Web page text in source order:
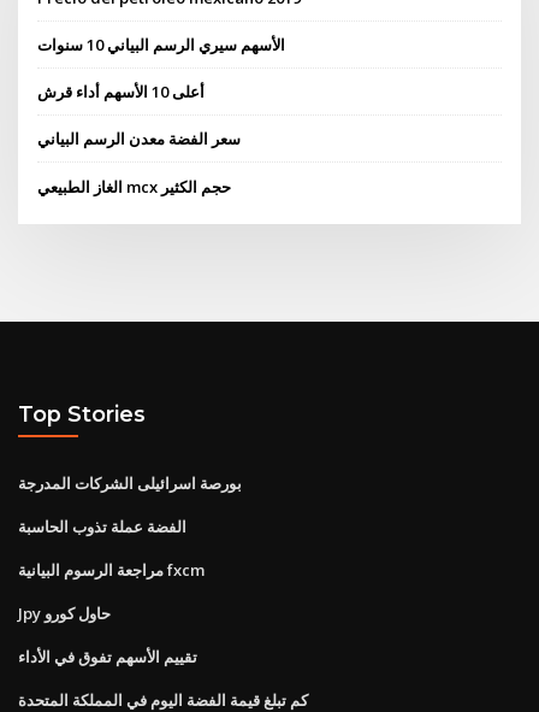
الأسهم سيري الرسم البياني 10 سنوات
أعلى 10 الأسهم أداء قرش
سعر الفضة معدن الرسم البياني
الغاز الطبيعي mcx حجم الكثير
Top Stories
بورصة اسرائيلى الشركات المدرجة
الفضة عملة تذوب الحاسبة
مراجعة الرسوم البيانية fxcm
Jpy حاول كورو
تقييم الأسهم تفوق في الأداء
كم تبلغ قيمة الفضة اليوم في المملكة المتحدة